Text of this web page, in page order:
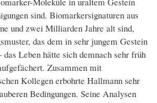
sind. Biomarkersignaturen aus
und zwei Milliarden Jahre alt sind,
das dem in sehr jungem Gestein
Leben hätte sich demnach sehr früh
Zusammen mit
Kollegen erbohrte Hallmann sehr
Bedingungen. Seine Analysen